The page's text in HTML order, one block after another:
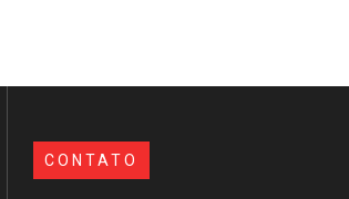
CONTATO